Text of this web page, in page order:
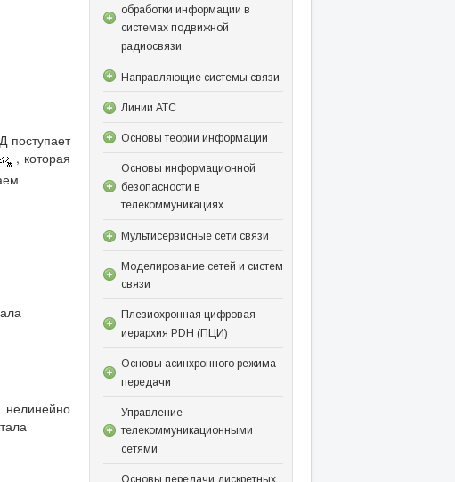
поступает
, которая
обработки информации в
системах подвижной
радиосвязи
Направляющие системы связи
Линии АТС
Основы теории информации
Основы информационной
безопасности в
телекоммуникациях
Мультисервисные сети связи
Моделирование сетей и систем
связи
Плезиохронная цифровая
иерархия PDH (ПЦИ)
Основы асинхронного режима
передачи
Управление
телекоммуникационными
сетями
Основы передачи дискретных